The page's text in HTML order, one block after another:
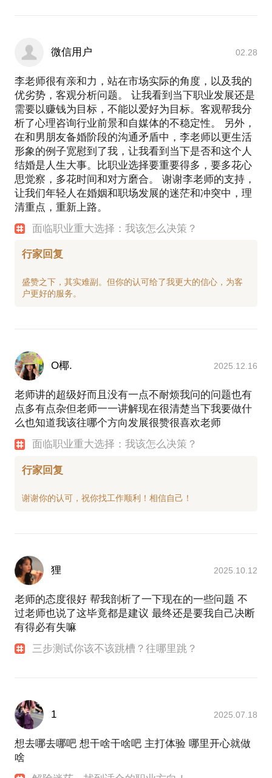
来越多，对于选择能力的考验越来越高！并且，选择
不对，努力白费！选择比努力更重要！我提供了一整
套有效职业决策的方法，让你的职业决策不再纠结。
可以保证你做出满意的职业决策，不满意，可以随时
微信用户 02.28
李老师很有亲和力，站在市场实际的角度，以及我的
优劣势，客观分析问题。 让我看到当下职业发展还是
需要以赚钱为目标，不能以爱好为目标。客观帮我分
析了心理咨询行业前景和自媒体的不稳定性。 另外，
在和男朋友备婚阶段的沟通矛盾中，李老师以更生活
形象的例子宽慰到了我，让我看到当下是否和这个人
结婚是人生大事。比职业选择要重要得多，要多花心
思觉察，多花时间和对方磨合。 谢谢李老师的支持，
让我们年轻人在婚姻和职场发展的迷茫和冲突中，理
清重点，重新上路。
面临职业重大选择：我该怎么决策？
行家回复
盛赞之下，其实难副。但你的认可给了我更大的信心，为客
O椰. 2025.12.16
老师讲的超级好而且没有一点不耐烦我问的问题也有
点多有点杂但老师一一讲解现在很清楚当下我要做什
么也知道我该往哪个方向发展很赞很喜欢老师
面临职业重大选择：我该怎么决策？
行家回复
狸 2025.10.12
老师的态度很好 帮我剖析了一下现在的一些问题 不
过老师也说了这毕竟都是建议 最终还是要我自己决断
有得必有失嘛
三步测试你该不该跳槽？往哪里跳？
1 2025.07.18
想去哪去哪吧 想干啥干啥吧 主打体验 哪里开心就做
啥